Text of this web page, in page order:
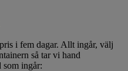
i fem dagar. Allt ingår, välj
så tar vi hand
som ingår: